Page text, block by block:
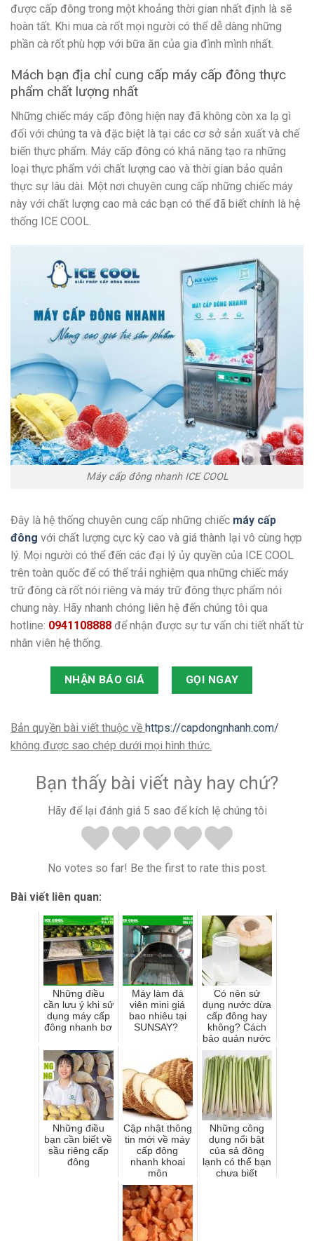
được cấp đông trong một khoảng thời gian nhất định là sẽ
hoàn tất. Khi mua cà rốt mọi người có thể dễ dàng những
phần cà rốt phù hợp với bữa ăn của gia đình mình nhất.
Mách bạn địa chỉ cung cấp máy cấp đông thực
phẩm chất lượng nhất
Những chiếc máy cấp đông hiện nay đã không còn xa lạ gì
đối với chúng ta và đặc biệt là tại các cơ sở sản xuất và chế
biến thực phẩm. Máy cấp đông có khả năng tạo ra những
loại thực phẩm với chất lượng cao và thời gian bảo quản
thực sự lâu dài. Một nơi chuyên cung cấp những chiếc máy
này với chất lượng cao mà các bạn có thể đã biết chính là hệ
thống ICE COOL.
Máy cấp đông nhanh ICE COOL
Đây là hệ thống chuyên cung cấp những chiếc máy cấp
đông với chất lượng cực kỳ cao và giá thành lại vô cùng hợp
lý. Mọi người có thể đến các đại lý ủy quyền của ICE COOL
trên toàn quốc để có thể trải nghiệm qua những chiếc máy
trữ đông cà rốt nói riêng và máy trữ đông thực phẩm nói
chung này. Hãy nhanh chóng liên hệ đến chúng tôi qua
hotline: 0941108888 để nhận được sự tư vấn chi tiết nhất từ
nhân viên hệ thống.
NHẬN BÁO GIÁ GỌI NGAY
Bản quyền bài viết thuộc về https://capdongnhanh.com/
không được sao chép dưới mọi hình thức.
Bạn thấy bài viết này hay chứ?
Hãy để lại đánh giá 5 sao để kích lệ chúng tôi
No votes so far! Be the first to rate this post.
Bài viết liên quan:
Những điều
cần lưu ý khi sử
dụng máy cấp
đông nhanh bơ
Máy làm đá
viên mini giá
bao nhiêu tại
SUNSAY?
Có nên sử
dụng nước dừa
cấp đông hay
không? Cách
bảo quản nước
dừa cấp đông
Những điều
bạn cần biết về
sầu riêng cấp
đông
Cập nhật thông
tin mới về máy
cấp đông
nhanh khoai
môn
Những công
dụng nổi bật
của sả đông
lạnh có thể bạn
chưa biết